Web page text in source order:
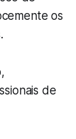
os
de